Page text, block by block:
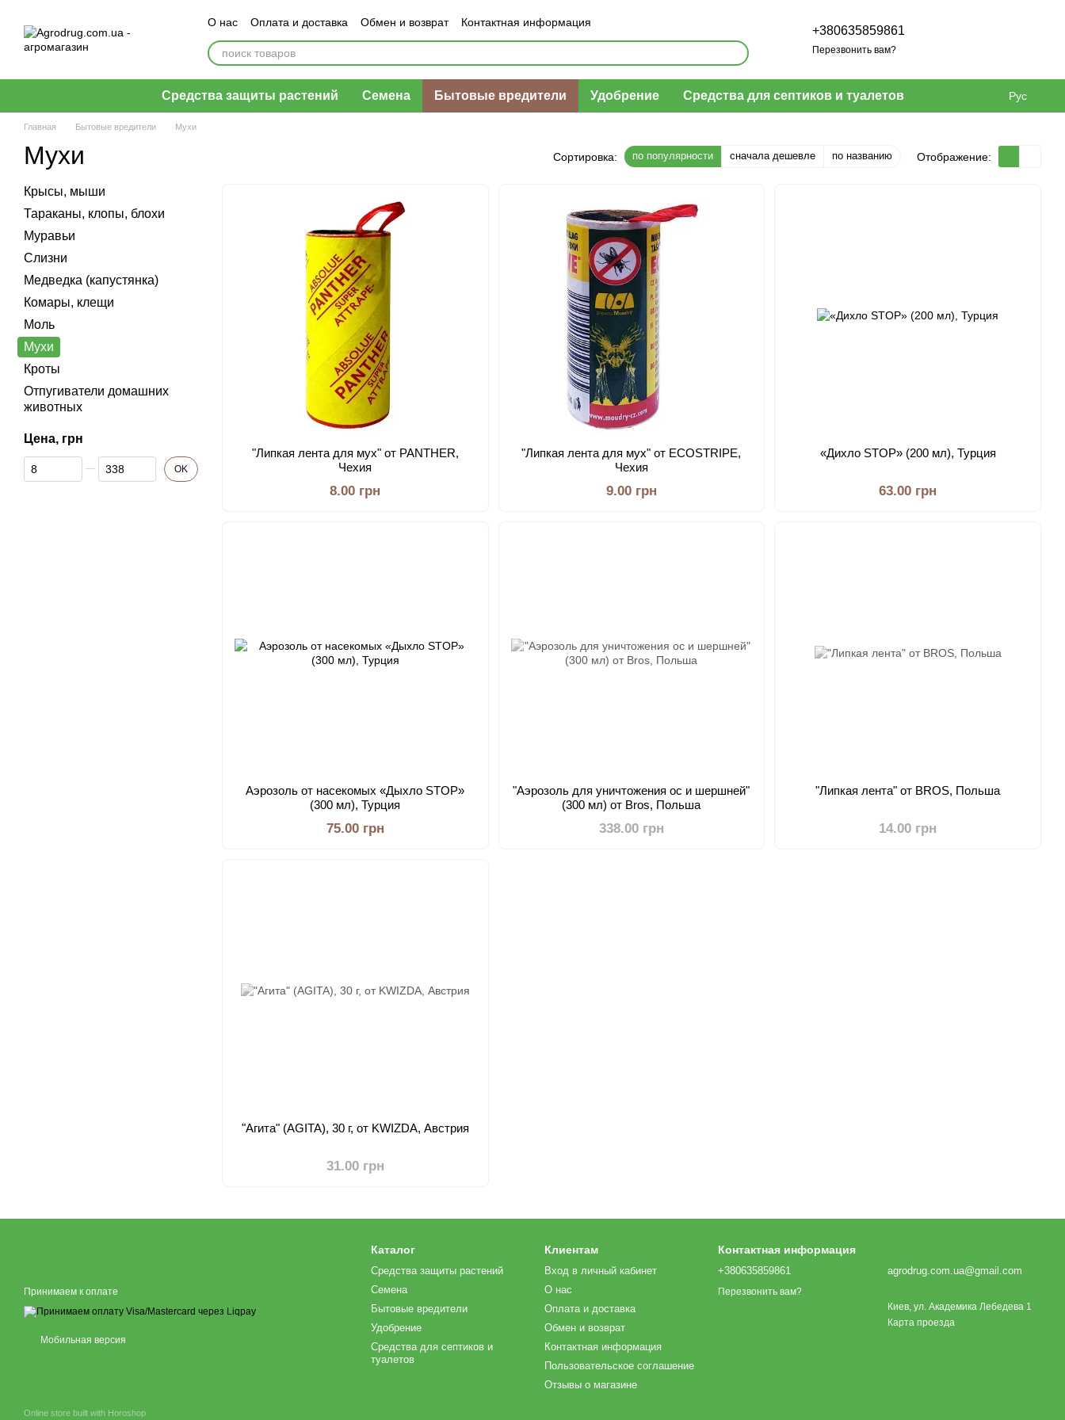
О нас Оплата и доставка Обмен и возврат
Контактная информация
Пользовательское соглашение
Отзывы о магазине
+380635859861
Перезвонить вам?
Средства защиты растений Семена Бытовые вредители Удобрение Средства для септиков и туалетов Рус
Главная Бытовые вредители Мухи
Мухи Сортировка: по популярности сначала дешевле по названию Отображение:
"Липкая лента для мух" от PANTHER,
Чехия
8.00 грн
"Липкая лента для мух" от ECOSTRIPE,
Чехия
9.00 грн
«Дихло STOP» (200 мл), Турция
63.00 грн
Аэрозоль от насекомых «Дыхло STOP»
(300 мл), Турция
75.00 грн
"Аэрозоль для уничтожения ос и шершней"
(300 мл) от Bros, Польша
338.00 грн
"Липкая лента" от BROS, Польша
14.00 грн
"Агита" (AGITA), 30 г, от KWIZDA, Австрия
31.00 грн
Крысы, мыши
Тараканы, клопы, блохи
Муравьи
Слизни
Медведка (капустянка)
Комары, клещи
Моль
Мухи
Кроты
Отпугиватели домашних
животных
Цена, грн
От Цена, грн
До Цена, грн OK
Принимаем к оплате
Мобильная версия
Online store built with Horoshop
Каталог
Средства защиты растений
Семена
Бытовые вредители
Удобрение
Средства для септиков и
туалетов
Клиентам
Вход в личный кабинет
О нас
Оплата и доставка
Обмен и возврат
Контактная информация
Пользовательское соглашение
Отзывы о магазине
Контактная информация
+380635859861
Перезвонить вам?
agrodrug.com.ua@gmail.com
Киев, ул. Академика Лебедева 1
Карта проезда